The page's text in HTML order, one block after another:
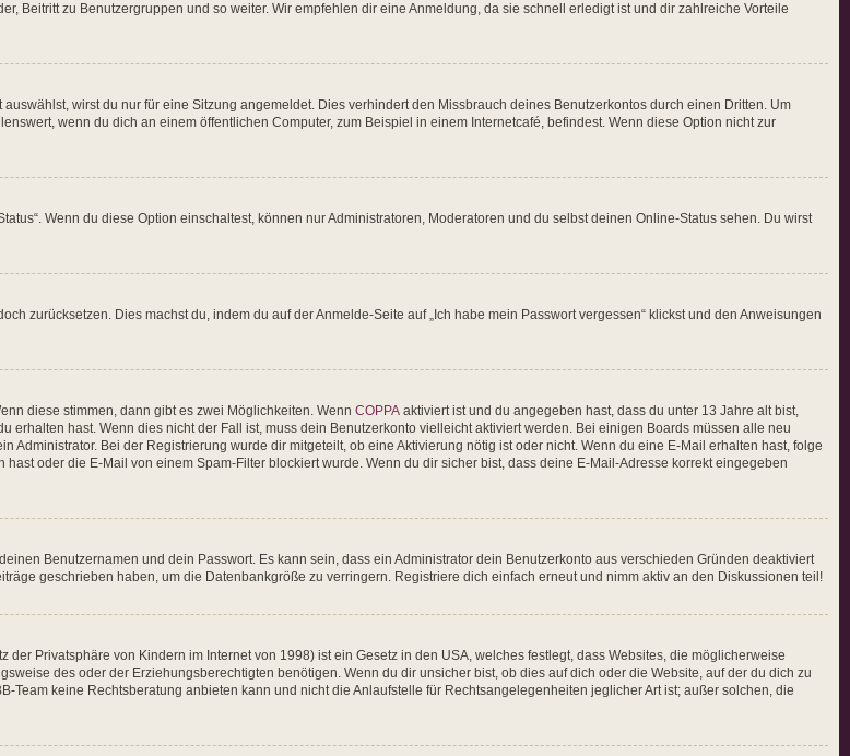
Beitritt zu Benutzergruppen und so weiter. Wir empfehlen dir eine Anmeldung, da sie schnell erledigt ist und dir zahlreiche Vorteile
wirst du nur für eine Sitzung angemeldet. Dies verhindert den Missbrauch deines Benutzerkontos durch einen Dritten. Um
wenn du dich an einem öffentlichen Computer, zum Beispiel in einem Internetcafé, befindest. Wenn diese Option nicht zur
Wenn du diese Option einschaltest, können nur Administratoren, Moderatoren und du selbst deinen Online-Status sehen. Du wirst
zurücksetzen. Dies machst du, indem du auf der Anmelde-Seite auf „Ich habe mein Passwort vergessen“ klickst und den Anweisungen
diese stimmen, dann gibt es zwei Möglichkeiten. Wenn COPPA aktiviert ist und du angegeben hast, dass du unter 13 Jahre alt bist,
hast. Wenn dies nicht der Fall ist, muss dein Benutzerkonto vielleicht aktiviert werden. Bei einigen Boards müssen alle neu
Bei der Registrierung wurde dir mitgeteilt, ob eine Aktivierung nötig ist oder nicht. Wenn du eine E-Mail erhalten hast, folge
oder die E-Mail von einem Spam-Filter blockiert wurde. Wenn du dir sicher bist, dass deine E-Mail-Adresse korrekt eingegeben
Benutzernamen und dein Passwort. Es kann sein, dass ein Administrator dein Benutzerkonto aus verschieden Gründen deaktiviert
geschrieben haben, um die Datenbankgröße zu verringern. Registriere dich einfach erneut und nimm aktiv an den Diskussionen teil!
Privatsphäre von Kindern im Internet von 1998) ist ein Gesetz in den USA, welches festlegt, dass Websites, die möglicherweise
des oder der Erziehungsberechtigten benötigen. Wenn du dir unsicher bist, ob dies auf dich oder die Website, auf der du dich zu
keine Rechtsberatung anbieten kann und nicht die Anlaufstelle für Rechtsangelegenheiten jeglicher Art ist; außer solchen, die